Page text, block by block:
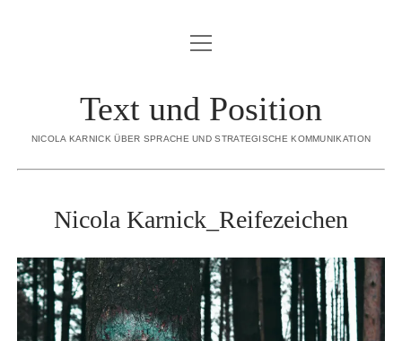
BLOG
Menü
öffnen
INTERNE REDAKTION
EDITORIAL CONTENT
EXECUTIVE GHOSTWRITING
REDENSCHREIBEN
DATENSCHUTZERKLÄRUNG
IMPRESSUM
Menü
öffnen
Text und Position
NICOLA KARNICK ÜBER SPRACHE UND STRATEGISCHE KOMMUNIKATION
Nicola Karnick_Reifezeichen